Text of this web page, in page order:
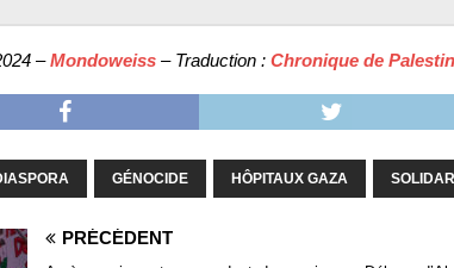
–Mondoweiss – Traduction : Chronique de
GÉNOCIDE HÔPITAUX GAZA
PRÉCÉDENT